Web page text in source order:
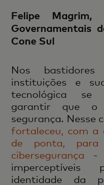
Felipe Magrim,
Governamentais
Cone Sul
Nos
instituições e
tecnológica se
garantir que o
segurança. Nesse
fortaleceu, com a
de ponta, para
cibersegurança -
identidade da